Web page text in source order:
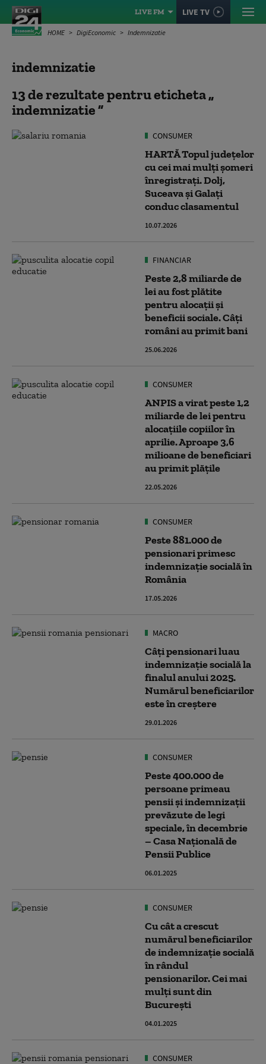
LIVE FM LIVE TV
HOME DigiEconomic Indemnizatie
indemnizatie
13 de rezultate pentru eticheta
indemnizatie
CONSUMER
HARTĂ Topul județelor
cu cei mai mulți șomeri
înregistrați. Dolj,
Suceava și Galați
conduc clasamentul
10.07.2026
FINANCIAR
Peste 2,8 miliarde de
lei au fost plătite
pentru alocații și
beneficii sociale. Câți
români au primit bani
25.06.2026
CONSUMER
ANPIS a virat peste 1,2
miliarde de lei pentru
alocațiile copiilor în
aprilie. Aproape 3,6
milioane de beneficiari
au primit plățile
22.05.2026
CONSUMER
Peste 881.000 de
pensionari primesc
indemnizație socială în
România
17.05.2026
MACRO
Câți pensionari luau
indemnizație socială la
finalul anului 2025.
Numărul beneficiarilor
este în creștere
29.01.2026
CONSUMER
Peste 400.000 de
persoane primeau
pensii şi indemnizaţii
prevăzute de legi
speciale, în decembrie
– Casa Naţională de
Pensii Publice
06.01.2025
CONSUMER
Cu cât a crescut
numărul beneficiarilor
de indemnizație socială
în rândul
pensionarilor. Cei mai
mulți sunt din
București
04.01.2025
CONSUMER